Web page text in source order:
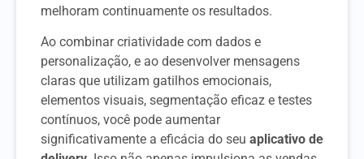
melhoram continuamente os resultados.
Ao combinar criatividade com dados e
personalização, e ao desenvolver mensagens
claras que utilizam gatilhos emocionais,
elementos visuais, segmentação eficaz e testes
contínuos, você pode aumentar
significativamente a eficácia do seu aplicativo de